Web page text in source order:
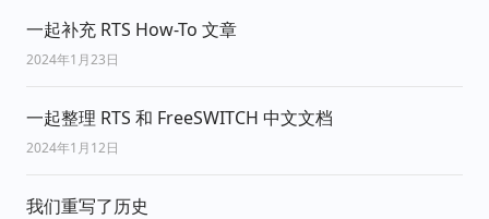
一起补充 RTS How-To 文章
2024年1月23日
一起整理 RTS 和 FreeSWITCH 中文文档
2024年1月12日
我们重写了历史